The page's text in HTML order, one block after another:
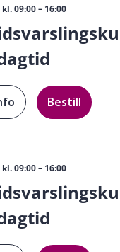
09:00– 16:00
Bestill
09:00– 16:00